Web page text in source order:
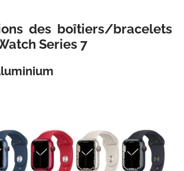
des boîtiers/bracelets
Series 7